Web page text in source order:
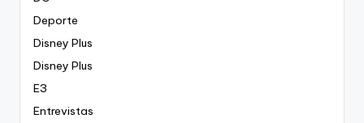
Deporte
Disney Plus
Disney Plus
E3
Entrevistas